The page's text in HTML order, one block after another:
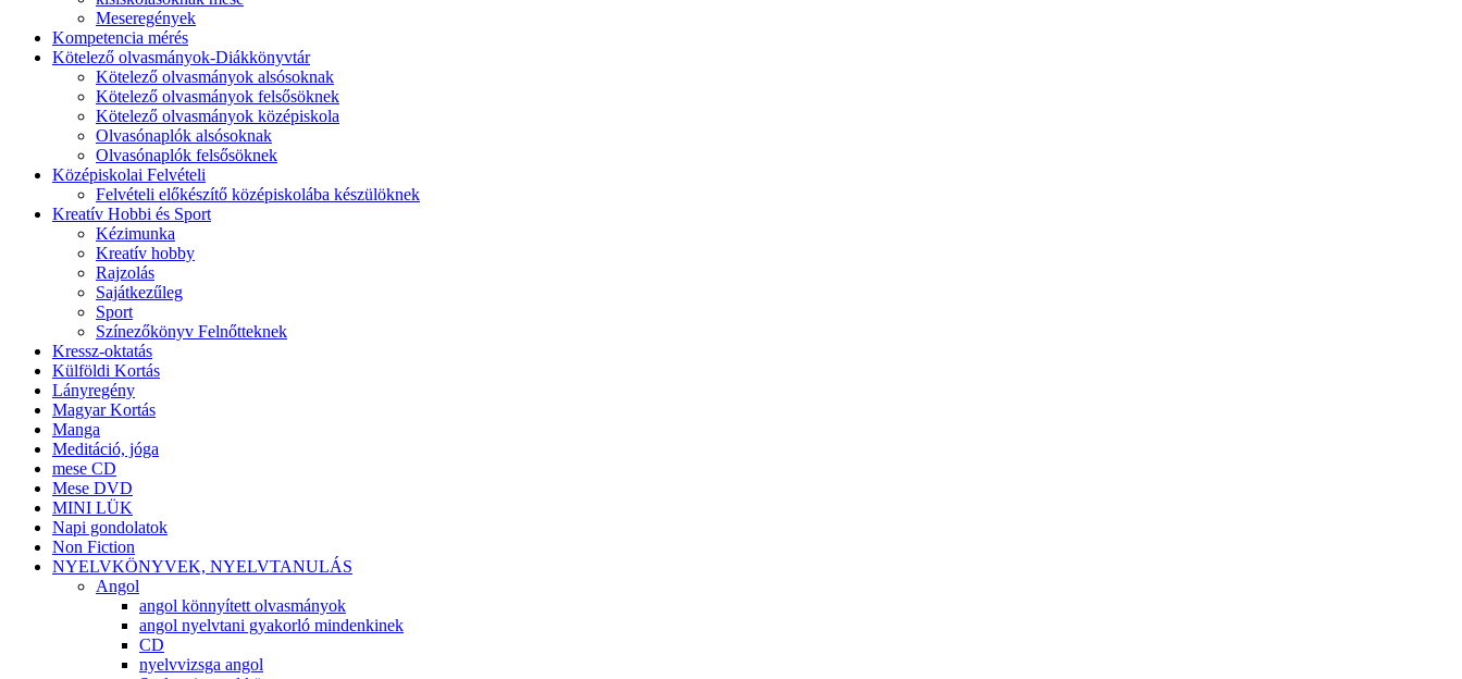
Meseregények
Kompetencia mérés
Kötelező olvasmányok-Diákkönyvtár
Kötelező olvasmányok alsósoknak
Kötelező olvasmányok felsősöknek
Kötelező olvasmányok középiskola
Olvasónaplók alsósoknak
Olvasónaplók felsősöknek
Középiskolai Felvételi
Felvételi előkészítő középiskolába készülöknek
Kreatív Hobbi és Sport
Kézimunka
Kreatív hobby
Rajzolás
Sajátkezűleg
Sport
Színezőkönyv Felnőtteknek
Kressz-oktatás
Külföldi Kortás
Lányregény
Magyar Kortás
Manga
Meditáció, jóga
mese CD
Mese DVD
MINI LÜK
Napi gondolatok
Non Fiction
NYELVKÖNYVEK, NYELVTANULÁS
Angol
angol könnyített olvasmányok
angol nyelvtani gyakorló mindenkinek
CD
nyelvvizsga angol